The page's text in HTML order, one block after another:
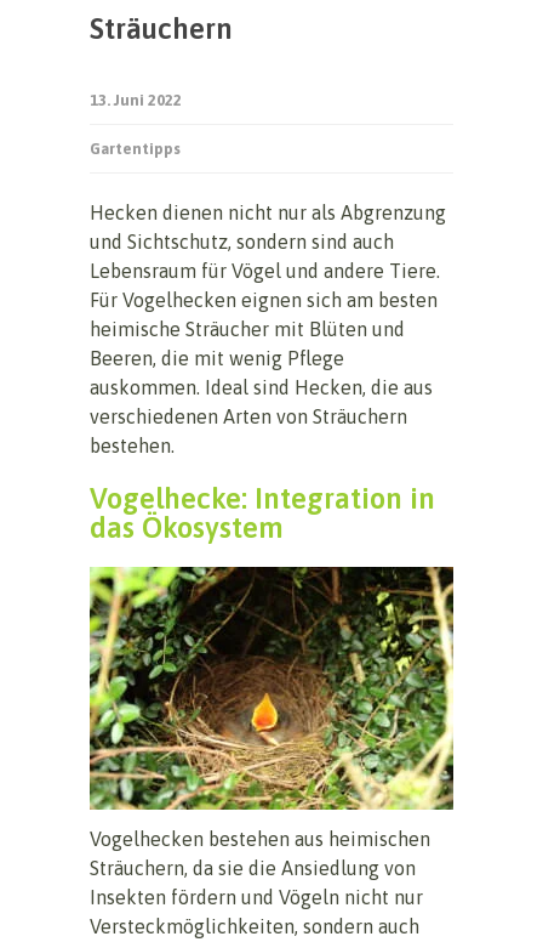
Sträuchern
13. Juni 2022
Gartentipps
Hecken dienen nicht nur als Abgrenzung
und Sichtschutz, sondern sind auch
Lebensraum für Vögel und andere Tiere.
Für Vogelhecken eignen sich am besten
heimische Sträucher mit Blüten und
Beeren, die mit wenig Pflege
auskommen. Ideal sind Hecken, die aus
verschiedenen Arten von Sträuchern
bestehen.
Vogelhecke: Integration in
das Ökosystem
Vogelhecken bestehen aus heimischen
Sträuchern, da sie die Ansiedlung von
Insekten fördern und Vögeln nicht nur
Versteckmöglichkeiten, sondern auch